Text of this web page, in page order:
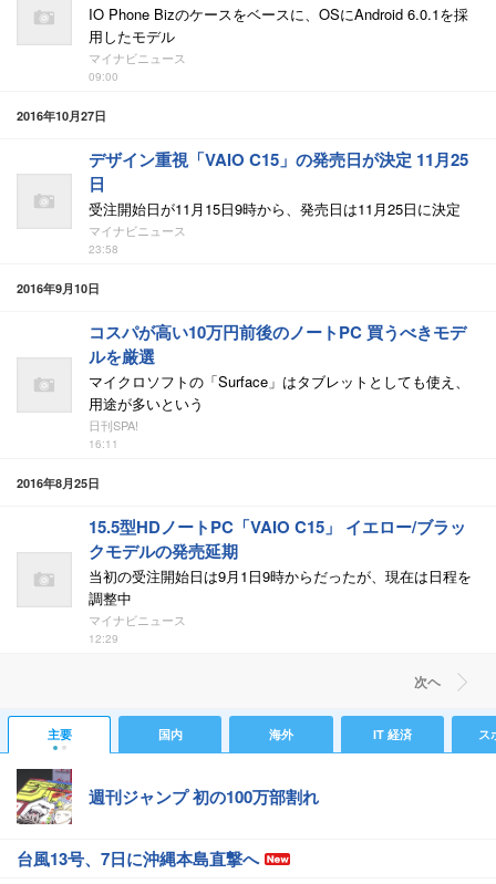
IO Phone Bizのケースをベースに、OSにAndroid 6.0.1を採
用したモデル
マイナビニュース
09:00
2016年10月27日
デザイン重視「VAIO C15」の発売日が決定 11月25
日
受注開始日が11月15日9時から、発売日は11月25日に決定
マイナビニュース
23:58
2016年9月10日
コスパが高い10万円前後のノートPC 買うべきモデ
ルを厳選
マイクロソフトの「Surface」はタブレットとしても使え、
用途が多いという
日刊SPA!
16:11
2016年8月25日
15.5型HDノートPC「VAIO C15」 イエロー/ブラッ
クモデルの発売延期
当初の受注開始日は9月1日9時からだったが、現在は日程を
調整中
マイナビニュース
12:29
次ヘ
主要 国内 海外 IT 経済 ス
週刊ジャンプ 初の100万部割れ
台風13号、7日に沖縄本島直撃へ